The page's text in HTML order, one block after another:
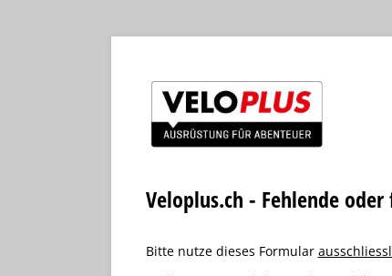
Veloplus.ch - Fehlende
Bitte nutze dieses Formular